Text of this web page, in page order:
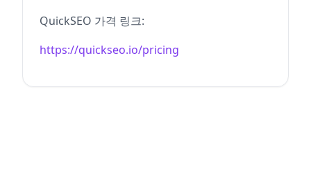
QuickSEO 가격 링크:
https://quickseo.io/pricing